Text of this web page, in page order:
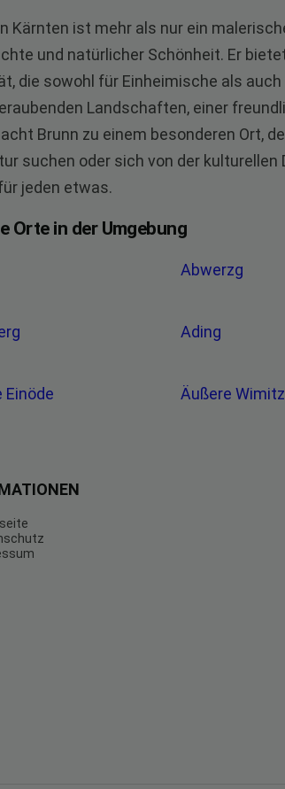
Kärnten ist mehr als nur ein
und natürlicher Schönheit. Er
die sowohl für Einheimische als
Landschaften, einer
Brunn zu einem besonderen Ort,
suchen oder sich von der
jeden etwas.
Orte in der Umgebung
Abwerzg
Ading
Einöde Äußere Wimitz